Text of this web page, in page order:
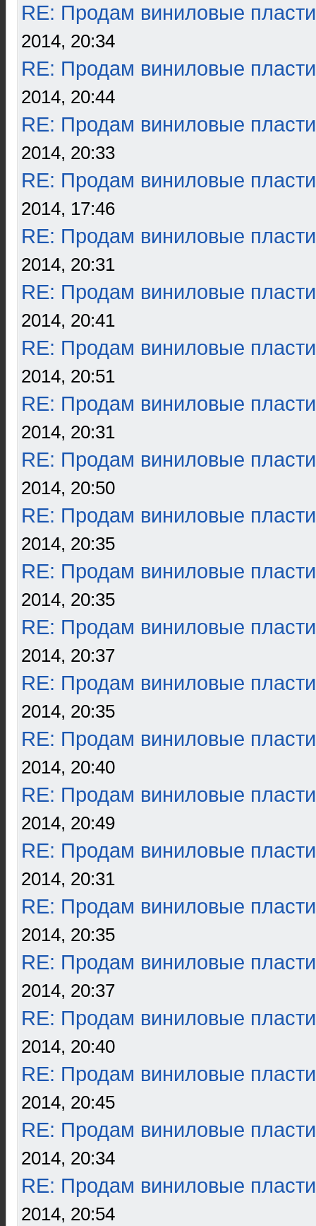
RE: Продам виниловые
2014, 20:34
RE: Продам виниловые
2014, 20:44
RE: Продам виниловые
2014, 20:33
RE: Продам виниловые
2014, 17:46
RE: Продам виниловые
2014, 20:31
RE: Продам виниловые
2014, 20:41
RE: Продам виниловые
2014, 20:51
RE: Продам виниловые
2014, 20:31
RE: Продам виниловые
2014, 20:50
RE: Продам виниловые
2014, 20:35
RE: Продам виниловые
2014, 20:35
RE: Продам виниловые
2014, 20:37
RE: Продам виниловые
2014, 20:35
RE: Продам виниловые
2014, 20:40
RE: Продам виниловые
2014, 20:49
RE: Продам виниловые
2014, 20:31
RE: Продам виниловые
2014, 20:35
RE: Продам виниловые
2014, 20:37
RE: Продам виниловые
2014, 20:40
RE: Продам виниловые
2014, 20:45
RE: Продам виниловые
2014, 20:34
RE: Продам виниловые
2014, 20:54